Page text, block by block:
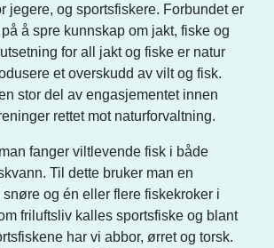
jegere, og sportsfiskere. Forbundet er
å spre kunnskap om jakt, fiske og
for all jakt og fiske er natur
et overskudd av vilt og fisk.
stor del av engasjementet innen
rettet mot naturforvaltning.
fanger viltlevende fisk i både
Til dette bruker man en
og én eller flere fiskekroker i
friluftsliv kalles sportsfiske og blant
har vi abbor, ørret og torsk.